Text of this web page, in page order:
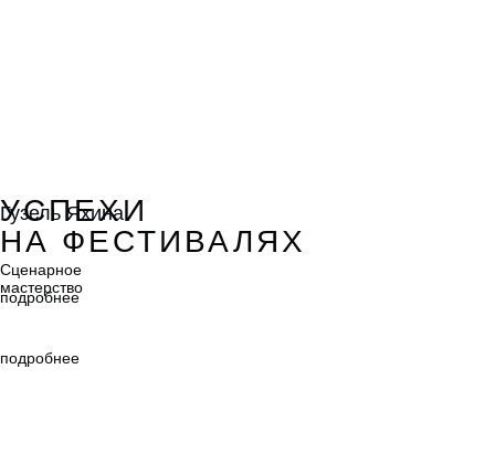
подробнее
подробнее
Гузель Яхина
Сценарное
мастерство
Сценарное
мастерство
УСПЕХИ
НА ФЕСТИВАЛЯХ